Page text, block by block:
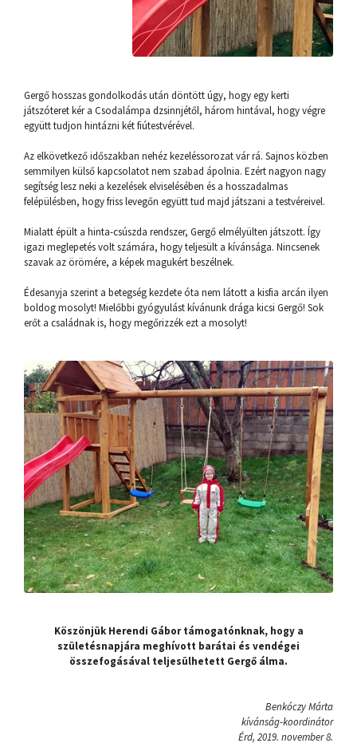
Gergő hosszas gondolkodás után döntött úgy, hogy egy kerti
játszóteret kér a Csodalámpa dzsinnjétől, három hintával, hogy végre
együtt tudjon hintázni két fiútestvérével.
Az elkövetkező időszakban nehéz kezeléssorozat vár rá. Sajnos közben
semmilyen külső kapcsolatot nem szabad ápolnia. Ezért nagyon nagy
segítség lesz neki a kezelések elviselésében és a hosszadalmas
felépülésben, hogy friss levegőn együtt tud majd játszani a testvéreivel.
Mialatt épült a hinta-csúszda rendszer, Gergő elmélyülten játszott. Így
igazi meglepetés volt számára, hogy teljesült a kívánsága. Nincsenek
szavak az örömére, a képek magukért beszélnek.
Édesanyja szerint a betegség kezdete óta nem látott a kisfia arcán ilyen
boldog mosolyt! Mielőbbi gyógyulást kívánunk drága kicsi Gergő! Sok
erőt a családnak is, hogy megőrizzék ezt a mosolyt!
Köszönjük Herendi Gábor támogatónknak, hogy a
születésnapjára meghívott barátai és vendégei
összefogásával teljesülhetett Gergő álma.
Benkóczy Márta
kívánság-koordinátor
Érd, 2019. november 8.